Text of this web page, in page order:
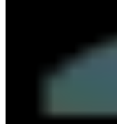
COD REDUCERE